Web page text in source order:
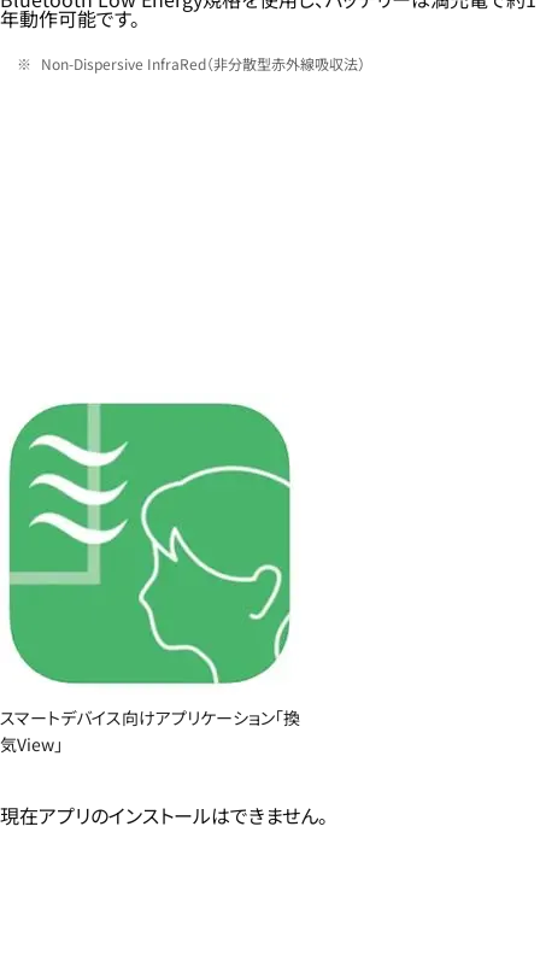
年動作可能です。
Non-Dispersive InfraRed（非分散型赤外線吸収法）
スマートデバイス向けアプリケーション「換
気View」
現在アプリのインストールはできません。